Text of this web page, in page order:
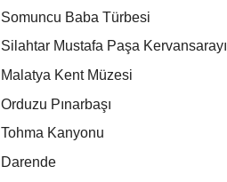
Somuncu Baba Türbesi
Silahtar Mustafa Paşa Kervansarayı
Malatya Kent Müzesi
Orduzu Pınarbaşı
Tohma Kanyonu
Darende